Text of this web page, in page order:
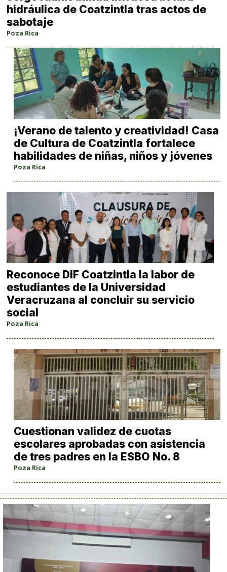
hidráulica de Coatzintla tras actos de
sabotaje
Poza Rica
¡Verano de talento y creatividad! Casa
de Cultura de Coatzintla fortalece
habilidades de niñas, niños y jóvenes
Poza Rica
Reconoce DIF Coatzintla la labor de
estudiantes de la Universidad
Veracruzana al concluir su servicio
social
Poza Rica
Cuestionan validez de cuotas
escolares aprobadas con asistencia
de tres padres en la ESBO No. 8
Poza Rica